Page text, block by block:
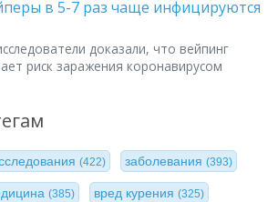
в 5-7 раз чаще инфицируются
доказали, что вейпинг
риск заражения коронавирусом
(422) заболевания (393)
(385) вред курения (325)